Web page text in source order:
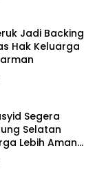
Jadi Backing
Hak Keluarga
Segera
Selatan
Lebih Aman